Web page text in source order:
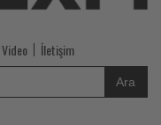
Video İletişim
Ara